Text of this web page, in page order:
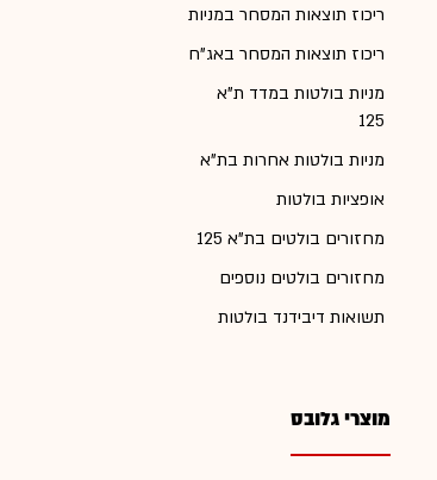
ריכוז תוצאות המסחר במניות
ריכוז תוצאות המסחר באג"ח
מניות בולטות במדד ת"א
125
מניות בולטות אחרות בת"א
אופציות בולטות
מחזורים בולטים בת"א 125
מחזורים בולטים נוספים
תשואות דיבידנד בולטות
מוצרי גלובס